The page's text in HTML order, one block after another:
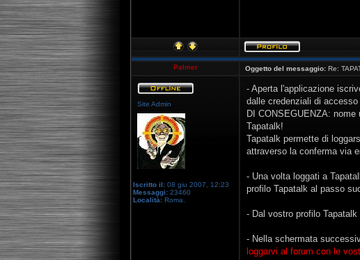
Palmer Oggetto del messaggio: Re:
Site Admin
Iscritto il: 08 giu 2007, 12:23
Messaggi: 23460
Località: Roma.
- Aperta l'applicazione
dalle credenziali di accesso
DI CONSEGUENZA:
Tapatalk!
Tapatalk permette di
attraverso la conferma via
- Una volta loggati a
profilo Tapatalk al passo
- Dal vostro profilo
- Nella schermata
loggarvi al forum con le